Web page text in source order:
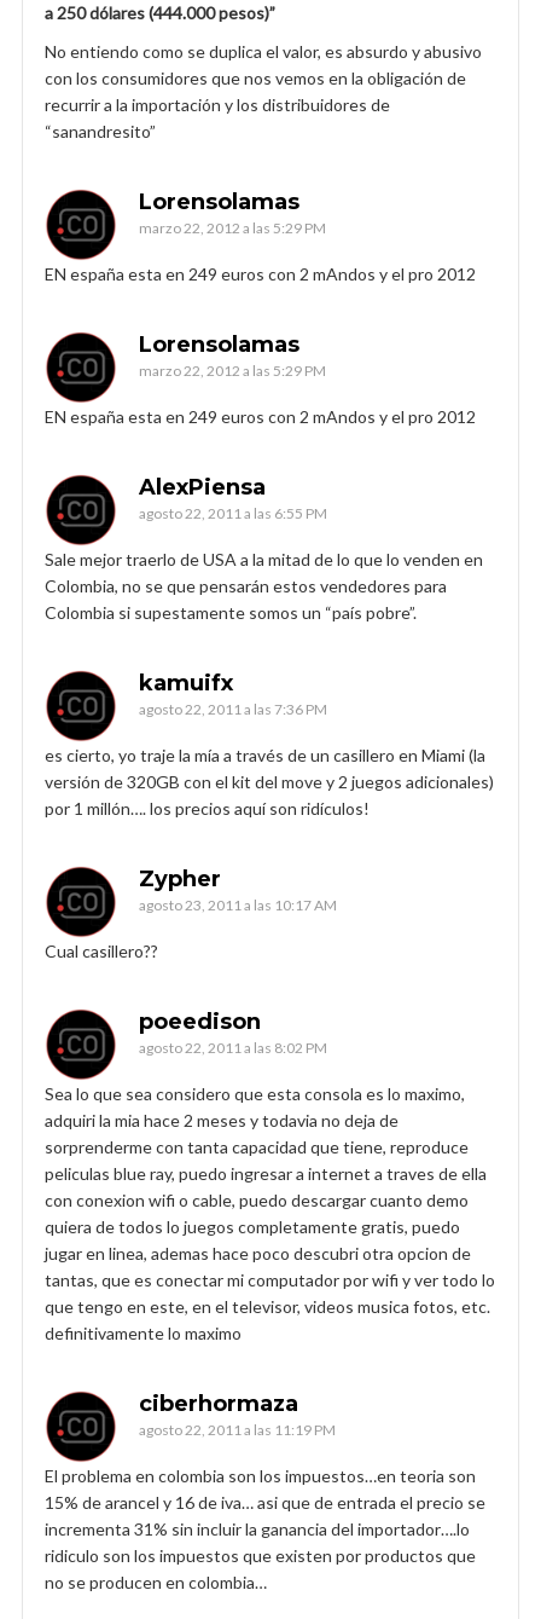
a 250 dólares (444.000 pesos)”
No entiendo como se duplica el valor, es absurdo y abusivo
con los consumidores que nos vemos en la obligación de
recurrir a la importación y los distribuidores de
“sanandresito”
Lorensolamas
marzo 22, 2012 a las 5:29 PM
EN españa esta en 249 euros con 2 mAndos y el pro 2012
Lorensolamas
marzo 22, 2012 a las 5:29 PM
EN españa esta en 249 euros con 2 mAndos y el pro 2012
AlexPiensa
agosto 22, 2011 a las 6:55 PM
Sale mejor traerlo de USA a la mitad de lo que lo venden en
Colombia, no se que pensarán estos vendedores para
Colombia si supestamente somos un “país pobre”.
kamuifx
agosto 22, 2011 a las 7:36 PM
es cierto, yo traje la mía a través de un casillero en Miami (la
versión de 320GB con el kit del move y 2 juegos adicionales)
por 1 millón…. los precios aquí son ridículos!
Zypher
agosto 23, 2011 a las 10:17 AM
Cual casillero??
poeedison
agosto 22, 2011 a las 8:02 PM
Sea lo que sea considero que esta consola es lo maximo,
adquiri la mia hace 2 meses y todavia no deja de
sorprenderme con tanta capacidad que tiene, reproduce
peliculas blue ray, puedo ingresar a internet a traves de ella
con conexion wifi o cable, puedo descargar cuanto demo
quiera de todos lo juegos completamente gratis, puedo
jugar en linea, ademas hace poco descubri otra opcion de
tantas, que es conectar mi computador por wifi y ver todo lo
que tengo en este, en el televisor, videos musica fotos, etc.
definitivamente lo maximo
ciberhormaza
agosto 22, 2011 a las 11:19 PM
El problema en colombia son los impuestos…en teoria son
15% de arancel y 16 de iva… asi que de entrada el precio se
incrementa 31% sin incluir la ganancia del importador….lo
ridiculo son los impuestos que existen por productos que
no se producen en colombia…